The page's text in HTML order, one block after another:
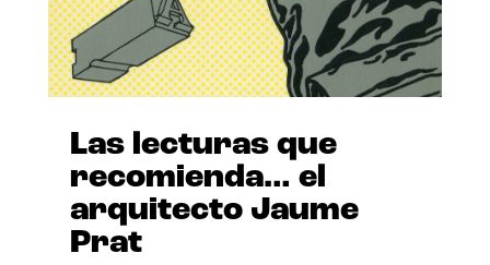
Las lecturas que
recomienda… el
arquitecto Jaume
Prat